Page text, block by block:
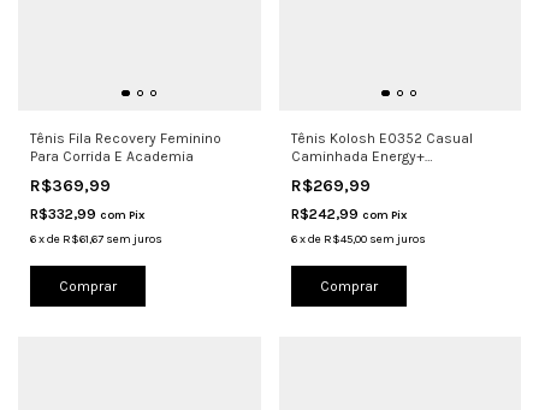
Tênis Fila Recovery Feminino
Para Corrida E Academia
R$369,99
R$332,99 com Pix
6xde R$61,67 sem juros
Comprar
Tênis Kolosh E0352 Casual
Caminhada Energy+
R$269,99
R$242,99 com Pix
6 xde R$45,00 sem juros
Comprar